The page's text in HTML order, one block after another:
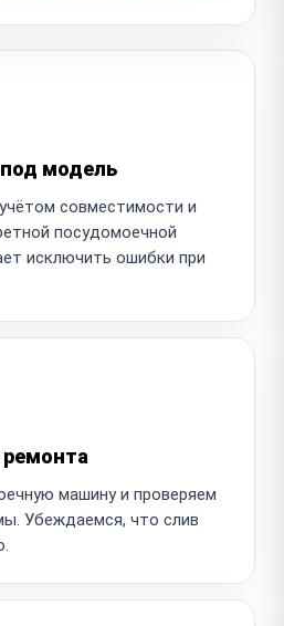
модель
совместимости и
посудомоечной
исключить ошибки при
ремонта
машину и проверяем
Убеждаемся, что слив